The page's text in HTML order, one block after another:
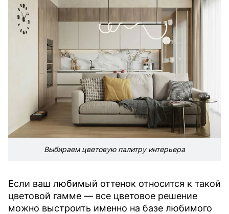
Выбираем цветовую палитру интерьера
Если ваш любимый оттенок относится к такой
цветовой гамме — все цветовое решение
можно выстроить именно на базе любимого